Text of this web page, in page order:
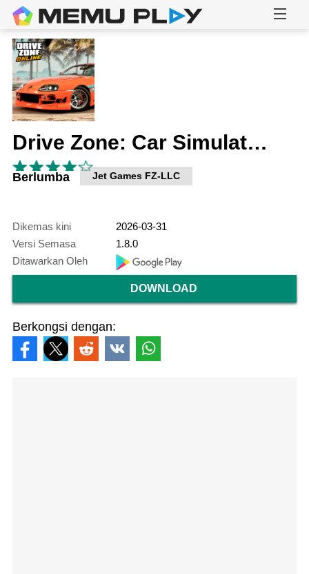
Drive Zone: Car Simulator Game
Berlumba Jet Games FZ-LLC
Dikemas kini
2026-03-31
Versi Semasa
1.8.0
Ditawarkan Oleh
DOWNLOAD
Berkongsi dengan: